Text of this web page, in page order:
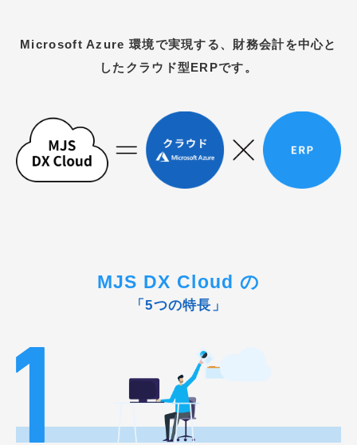
Microsoft Azure 環境で実現する、財務会計を中心と
したクラウド型ERPです。
MJS DX Cloud の
「5つの特長」